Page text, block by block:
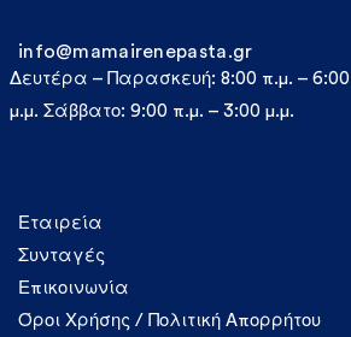
Εταιρεία
Συνταγές
Επικοινωνία
Όροι Χρήσης / Πολιτική Απορρήτου
info@mamairenepasta.gr
Δευτέρα – Παρασκευή: 8:00 π.μ. – 6:00
μ.μ. Σάββατο: 9:00 π.μ. – 3:00 μ.μ.